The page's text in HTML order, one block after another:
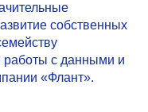
собственных
работы с данными и
«Флант».